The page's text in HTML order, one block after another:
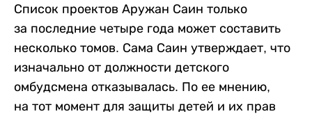
Список проектов Аружан Саин только
за последние четыре года может составить
несколько томов. Сама Саин утверждает, что
изначально от должности детского
омбудсмена отказывалась. По ее мнению,
на тот момент для защиты детей и их прав